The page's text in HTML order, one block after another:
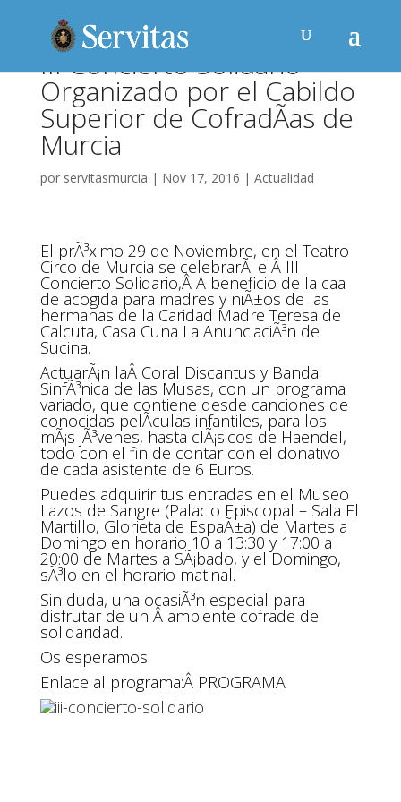
III Concierto Solidario
Organizado por el Cabildo
Superior de CofradÃ­as de
Murcia
por servitasmurcia | Nov 17, 2016 | Actualidad
El prÃ³ximo 29 de Noviembre, en el Teatro
Circo de Murcia se celebrarÃ¡ elÂ III
Concierto Solidario,Â A beneficio de la caa
de acogida para madres y niÃ±os de las
hermanas de la Caridad Madre Teresa de
Calcuta, Casa Cuna La AnunciaciÃ³n de
Sucina.
ActuarÃ¡n laÂ Coral Discantus y Banda
SinfÃ³nica de las Musas, con un programa
variado, que contiene desde canciones de
conocidas pelÃ­culas infantiles, para los
mÃ¡s jÃ³venes, hasta clÃ¡sicos de Haendel,
todo con el fin de contar con el donativo
de cada asistente de 6 Euros.
Puedes adquirir tus entradas en el Museo
Lazos de Sangre (Palacio Episcopal – Sala El
Martillo, Glorieta de EspaÃ±a) de Martes a
Domingo en horario 10 a 13:30 y 17:00 a
20:00 de Martes a SÃ¡bado, y el Domingo,
sÃ³lo en el horario matinal.
Sin duda, una ocasiÃ³n especial para
disfrutar de un Â ambiente cofrade de
solidaridad.
Os esperamos.
Enlace al programa:Â PROGRAMA